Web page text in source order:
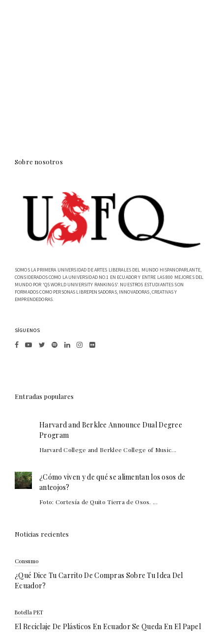
Sobre nosotros
SOMOS LA PRIMERA UNIVERSIDAD DE ARTES LIBERALES DEL MUNDO HISPANOPARLANTE,
CONSIDERADOS COMO LA UNIVERSIDAD NO.1 EN ECUADOR Y ENTRE LAS 800 MEJORES DEL
MUNDO POR 'QS WORLD UNIVERSITY RANKINGS'. NUESTROS ESTUDIANTES SON
FORMADOS COMO PERSONAS LIBREPENSADORAS, INNOVADORAS, CREATIVAS Y
EMPRENDEDORAS.
SÍGUENOS
Entradas populares
Harvard and Berklee Announce Dual Degree
Program
Harvard College and Berklee College of Music...
¿Cómo viven y de qué se alimentan los osos de
anteojos?
Foto: Cortesía de Quito Tierra de Osos. ...
Noticias recientes
Consumo
¿Qué Dice Tu Carrito De Compras Sobre Tu Idea Del
Ecuador?
Botella PET
El Reciclaje De Plásticos En Ecuador Se Queda En El Papel